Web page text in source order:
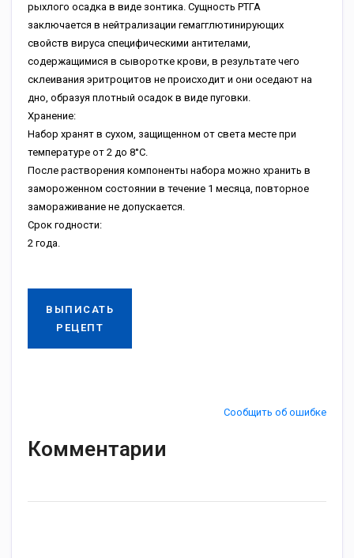
рыхлого осадка в виде зонтика. Сущность РТГА
заключается в нейтрализации гемагглютинирующих
свойств вируса специфическими антителами,
содержащимися в сыворотке крови, в результате чего
склеивания эритроцитов не происходит и они оседают на
дно, образуя плотный осадок в виде пуговки.
Хранение:
Набор хранят в сухом, защищенном от света месте при
температуре от 2 до 8°С.
После растворения компоненты набора можно хранить в
замороженном состоянии в течение 1 месяца, повторное
замораживание не допускается.
Срок годности:
2 года.
ВЫПИСАТЬ
РЕЦЕПТ
Сообщить об ошибке
Комментарии